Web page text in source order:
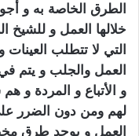
الطرق الخاصة به و
خلالها العمل و للشيخ
التي لا تتطلب العينات
العمل والجلب و يتم
و الأتباع و المردة و
لهم ومن دون الضرر
العمل و يوجد طرق